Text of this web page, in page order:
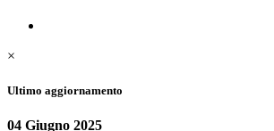
×
Ultimo aggiornamento
04 Giugno 2025